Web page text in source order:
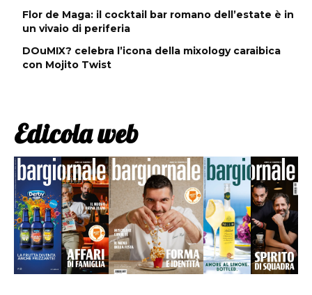
Flor de Maga: il cocktail bar romano dell’estate è in
un vivaio di periferia
DOuMIX? celebra l’icona della mixology caraibica
con Mojito Twist
Edicola web